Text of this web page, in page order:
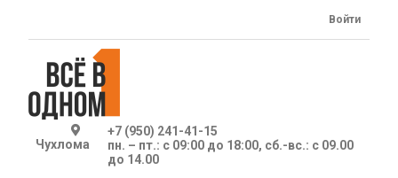
Чухлома
+7 (950) 241-41-15
пн. – пт.: с 09:00 до 18:00, сб.-вс.: с 09.00
до 14.00
Войти